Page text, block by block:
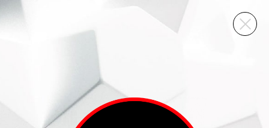
ВИННЫЙ СКЛАД